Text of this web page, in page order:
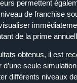
permettent
de franchise
de la prime
obtenus, il est
seule
différents niveaux